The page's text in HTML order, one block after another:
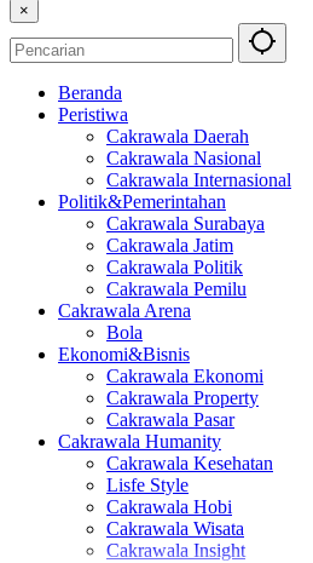
×
Beranda
Peristiwa
Cakrawala Daerah
Cakrawala Nasional
Cakrawala Internasional
Politik&Pemerintahan
Cakrawala Surabaya
Cakrawala Jatim
Cakrawala Politik
Cakrawala Pemilu
Cakrawala Arena
Bola
Ekonomi&Bisnis
Cakrawala Ekonomi
Cakrawala Property
Cakrawala Pasar
Cakrawala Humanity
Cakrawala Kesehatan
Lisfe Style
Cakrawala Hobi
Cakrawala Wisata
Cakrawala Insight